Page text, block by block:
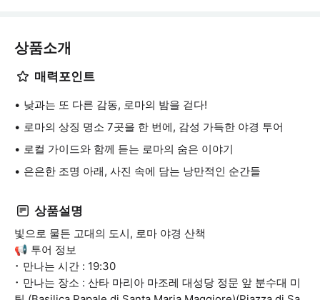
상품소개
매력포인트
낮과는 또 다른 감동, 로마의 밤을 걷다!
로마의 상징 명소 7곳을 한 번에, 감성 가득한 야경 투어
로컬 가이드와 함께 듣는 로마의 숨은 이야기
은은한 조명 아래, 사진 속에 담는 낭만적인 순간들
상품설명
빛으로 물든 고대의 도시, 로마 야경 산책
📢 투어 정보
･ 만나는 시간 : 19:30
･ 만나는 장소 : 산타 마리아 마조레 대성당 정문 앞 분수대 미